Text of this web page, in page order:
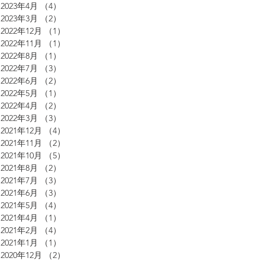
2023年4月
（4）
2023年3月
（2）
2022年12月
（1）
2022年11月
（1）
2022年8月
（1）
2022年7月
（3）
2022年6月
（2）
2022年5月
（1）
2022年4月
（2）
2022年3月
（3）
2021年12月
（4）
2021年11月
（2）
2021年10月
（5）
2021年8月
（2）
2021年7月
（3）
2021年6月
（3）
2021年5月
（4）
2021年4月
（1）
2021年2月
（4）
2021年1月
（1）
2020年12月
（2）